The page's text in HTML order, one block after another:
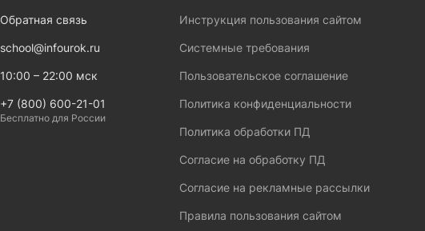
Обратная связь
school@infourok.ru
10:00 – 22:00 мск
+7 (800) 600-21-01
Бесплатно для России
Инструкция пользования сайтом
Системные требования
Пользовательское соглашение
Политика конфиденциальности
Политика обработки ПД
Согласие на обработку ПД
Согласие на рекламные рассылки
Правила пользования сайтом